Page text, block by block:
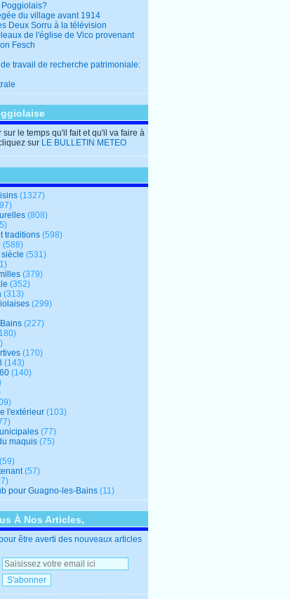
du village avant 1914
Deux Sorru à la télévision
de l'église de Vico provenant
Fesch
travail de recherche patrimoniale:
sur le temps qu'il fait et qu'il va faire à
sur LE BULLETIN METEO
(1327)
(808)
traditions (598)
(588)
siècle (531)
(379)
(352)
(313)
(299)
(227)
(170)
(143)
(140)
l'extérieur (103)
(77)
maquis (75)
(59)
(57)
pour Guagno-les-Bains (11)
À Nos Articles,
être averti des nouveaux articles